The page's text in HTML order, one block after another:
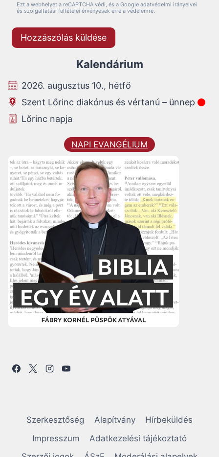
Ezt a webhelyet a reCAPTCHA védi, és a Google adatvédelmi irányelvei
és szolgáltatási feltételei érvényesek erre a védelemre.
Kalendárium
2026. augusztus 10., hétfő
Szent Lőrinc diakónus és vértanú – ünnep
Lőrinc napja
NAPI EVANGÉLIUM
Szerkesztőség Alapítvány
Hírbeküldés
Impresszum
Adatkezelési tájékoztató